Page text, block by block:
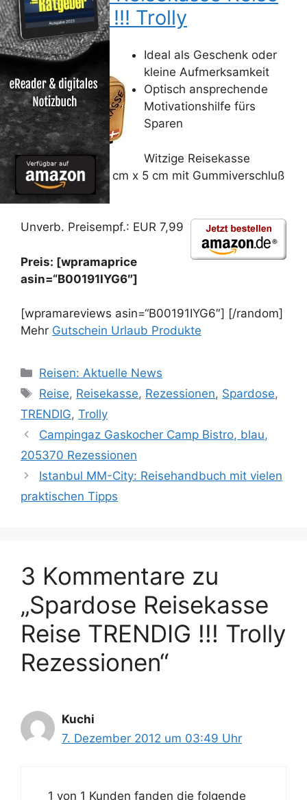
TRENDIG !!! Trolly
Ideal als Geschenk oder
kleine Aufmerksamkeit
Optisch ansprechende
Motivationshilfe fürs
Sparen
Witzige Reisekasse
Spardose ca. 12 cm x 5 cm mit Gummiverschluß
ohne Schloß
Unverb. Preisempf.: EUR 7,99
Preis: [wpramaprice
asin=“B00191IYG6″]
[wpramareviews asin=“B00191IYG6″] [/random]
Mehr Gutschein Urlaub Produkte
Kategorien
Reisen: Aktuelle News
Schlagwörter
Reise, Reisekasse, Rezessionen, Spardose,
TRENDIG, Trolly
Campingaz Gaskocher Camp Bistro, blau,
205370 Rezessionen
Istanbul MM-City: Reisehandbuch mit vielen
praktischen Tipps
3 Kommentare zu
„Spardose Reisekasse
Reise TRENDIG !!! Trolly
Rezessionen“
Kuchi
7. Dezember 2012 um 03:49 Uhr
1 von 1 Kunden fanden die folgende